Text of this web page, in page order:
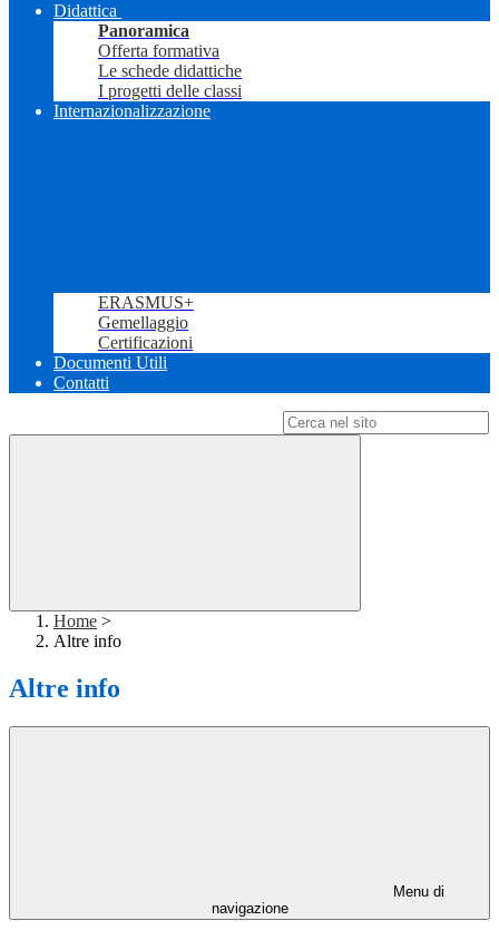
Didattica
Panoramica
Offerta formativa
Le schede didattiche
I progetti delle classi
Internazionalizzazione
ERASMUS+
Gemellaggio
Certificazioni
Documenti Utili
Contatti
Home >
Altre info
Altre info
Menu di
navigazione